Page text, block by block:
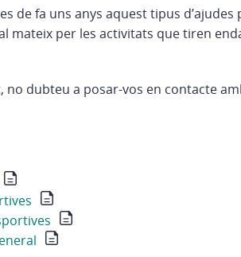
de fa uns anys aquest tipus
mateix per les activitats que tiren
dubteu a posar-vos en contacte